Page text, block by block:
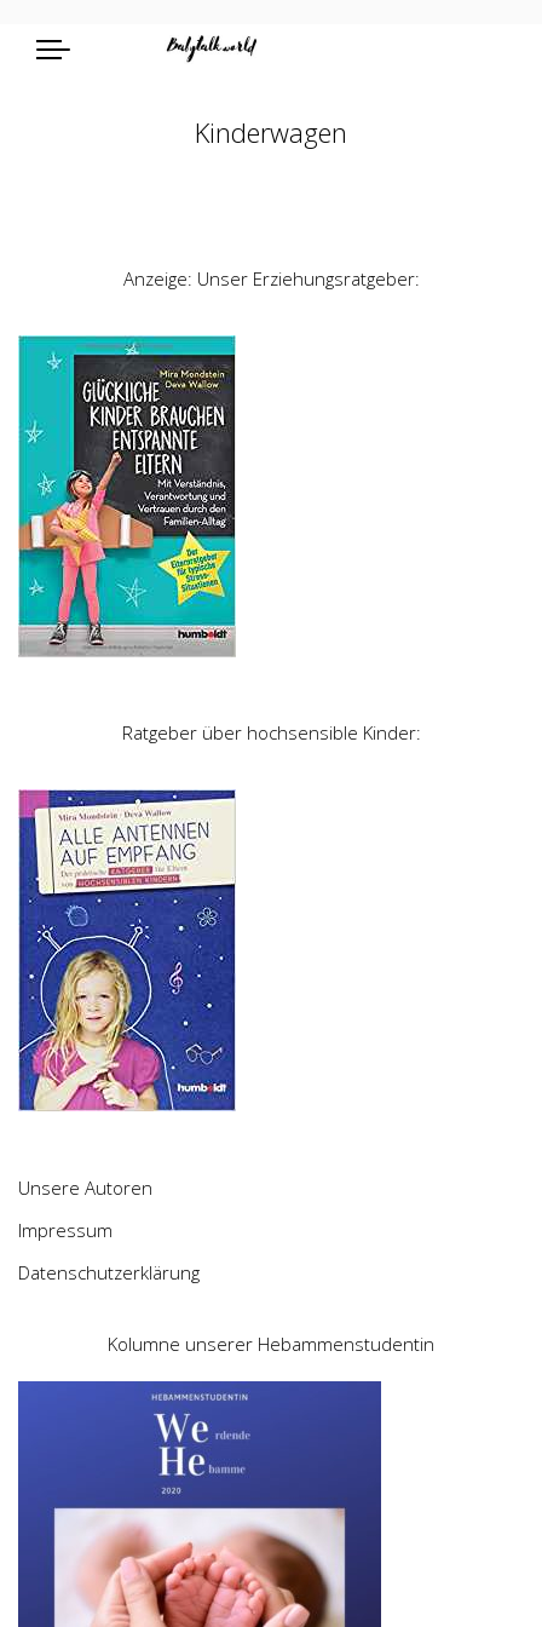
Kinderwagen
Anzeige: Unser Erziehungsratgeber:
Ratgeber über hochsensible Kinder:
Unsere Autoren
Impressum
Datenschutzerklärung
Kolumne unserer Hebammenstudentin